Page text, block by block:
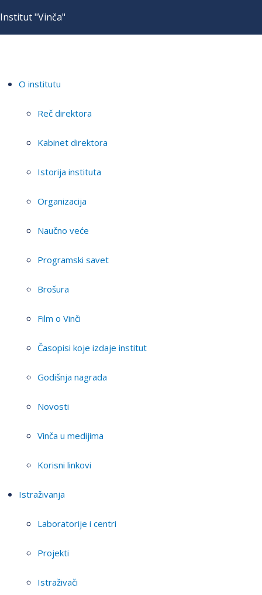
Institut "Vinča"
O institutu
Reč direktora
Kabinet direktora
Istorija instituta
Organizacija
Naučno veće
Programski savet
Brošura
Film o Vinči
Časopisi koje izdaje institut
Godišnja nagrada
Novosti
Vinča u medijima
Korisni linkovi
Istraživanja
Laboratorije i centri
Projekti
Istraživači